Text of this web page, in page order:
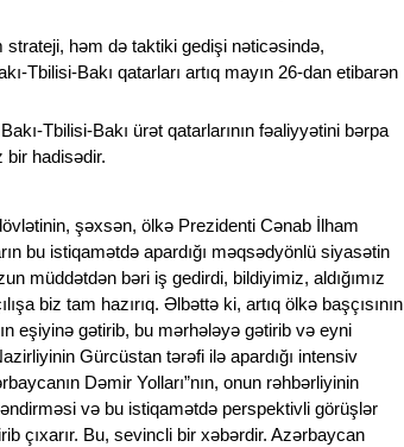
həm də taktiki gedişi nəticəsində,
Tbilisi-Bakı qatarları artıq mayın 26-dan etibarən
Tbilisi-Bakı ürət qatarlarının fəaliyyətini bərpa
bir hadisədir.
şəxsən, ölkə Prezidenti Cənab İlham
bu istiqamətdə apardığı məqsədyönlü siyasətin
müddətdən bəri iş gedirdi, bildiyimiz, aldığımız
biz tam hazırıq. Əlbəttə ki, artıq ölkə başçısının
eşiyinə gətirib, bu mərhələyə gətirib və eyni
Gürcüstan tərəfi ilə apardığı intensiv
Dəmir Yolları”nın, onun rəhbərliyinin
və bu istiqamətdə perspektivli görüşlər
çıxarır. Bu, sevincli bir xəbərdir. Azərbaycan